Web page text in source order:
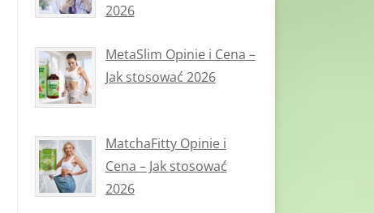
2026
MetaSlim Opinie i Cena –
Jak stosować 2026
MatchaFitty Opinie i
Cena – Jak stosować
2026